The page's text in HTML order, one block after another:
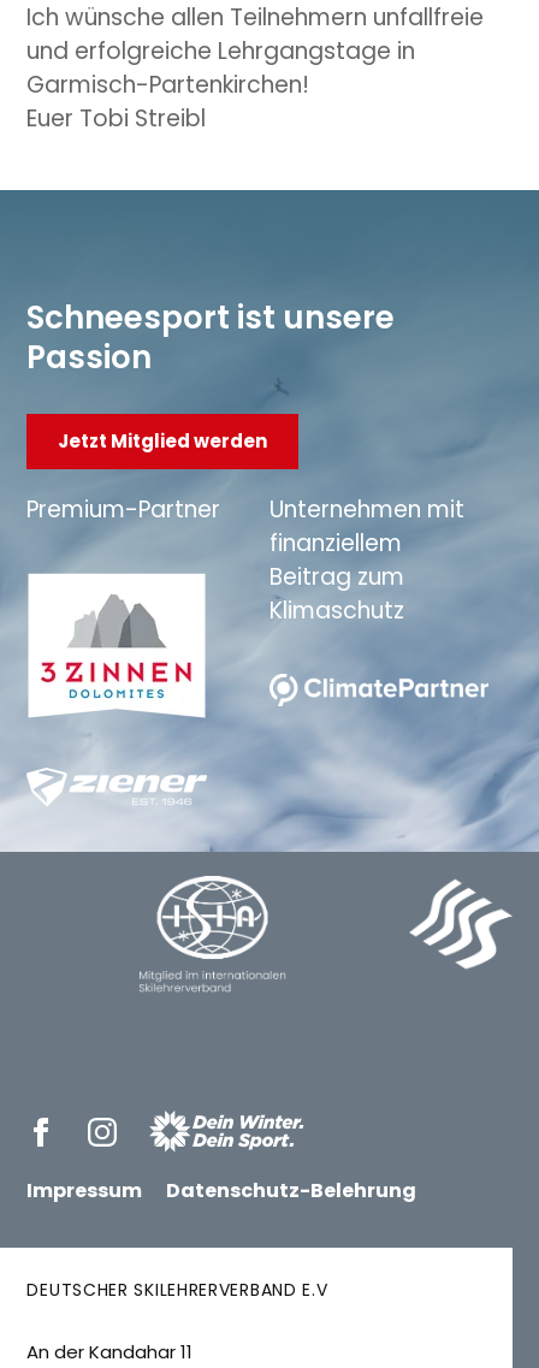
Ich wünsche allen Teilnehmern unfallfreie
und erfolgreiche Lehrgangstage in
Garmisch-Partenkirchen!
Euer Tobi Streibl
Schneesport ist unsere
Passion
Jetzt Mitglied werden
Premium-Partner
Unternehmen mit
finanziellem
Beitrag zum
Klimaschutz
DEUTSCHER SKILEHRERVERBAND E.V
An der Kandahar 11
Impressum Datenschutz-Belehrung